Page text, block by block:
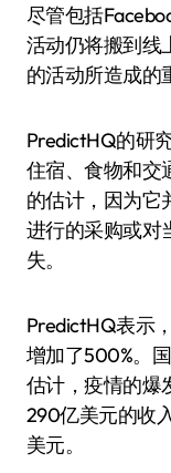
尽管包括
活动仍将搬到线
的活动所造成的
PredictHQ的研
住宿、食物和交
的估计，因为它
进行的采购或对
失。
PredictHQ表示
增加了500%。
估计，疫情的爆
290亿美元的收
美元。